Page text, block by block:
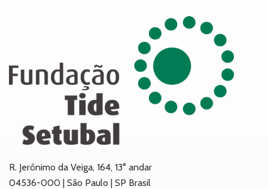
R. Jerônimo da Veiga, 164, 13° andar
04536-000 | São Paulo | SP Brasil